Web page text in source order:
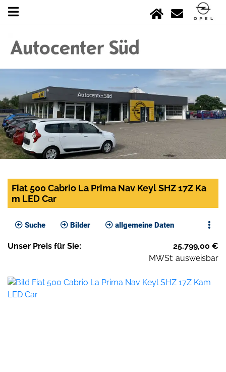
Fiat 500 Cabrio La Prima Nav Keyl SHZ 17Z Ka
m LED Car
Suche Bilder allgemeine Daten
Unser Preis für Sie: 25.799,00 €
MWSt: ausweisbar